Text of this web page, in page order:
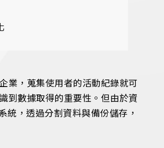
業，蒐集使用者的活動紀錄就可
到數據取得的重要性。但由於資
，透過分割資料與備份儲存，